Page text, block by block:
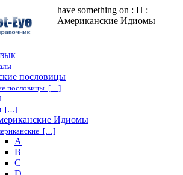
have something on : H :
Американские Идиомы
пословицы
пословицы […]
[…]
Идиомы
[…]
A
B
C